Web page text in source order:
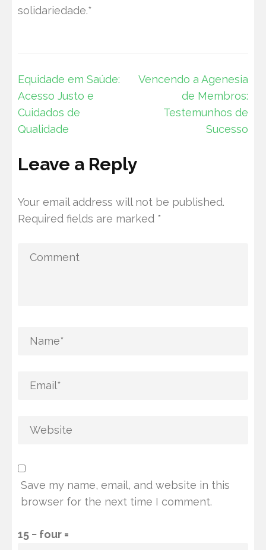
solidariedade.*
Post
navigation
Equidade em Saúde:
Acesso Justo e
Cuidados de
Qualidade
Vencendo a Agenesia
de Membros:
Testemunhos de
Sucesso
Leave a Reply
Your email address will not be published.
Required fields are marked *
Save my name, email, and website in this
browser for the next time I comment.
15 − four =